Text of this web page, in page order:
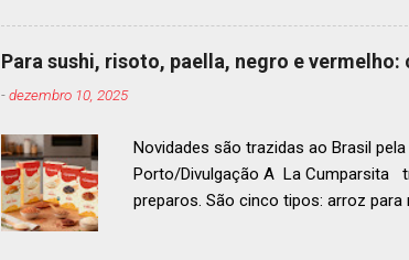
contínua que a O-I Glass, líder
parceira essencial da indústria e
para cada tipo de vinho. Se você
Para sushi, risoto, paella, negro e
-dezembro 10, 2025
Novidades são trazidas ao Brasil
Porto/Divulgação A La Cumparsita
preparos. São cinco tipos: arroz
. Os arrozes são produzidos na